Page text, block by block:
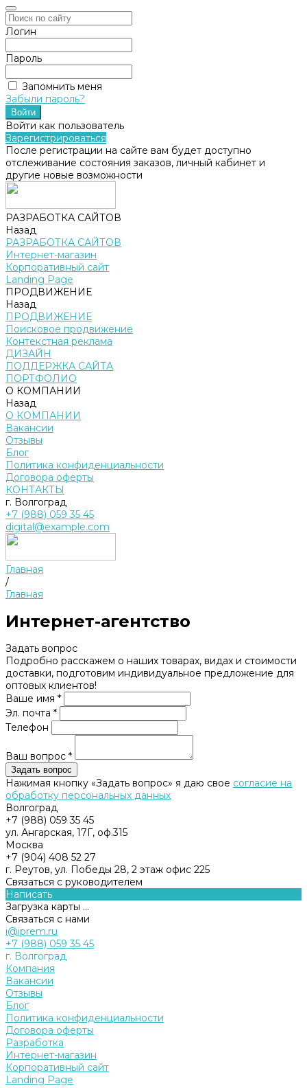
Логин
Пароль
Запомнить меня
Забыли пароль?
Войти как пользователь
Зарегистрироваться
После регистрации на сайте вам будет доступно
отслеживание состояния заказов, личный кабинет и
другие новые возможности
РАЗРАБОТКА САЙТОВ
Назад
РАЗРАБОТКА САЙТОВ
Интернет-магазин
Корпоративный сайт
Landing Page
ПРОДВИЖЕНИЕ
Назад
ПРОДВИЖЕНИЕ
Поисковое продвижение
Контекстная реклама
ДИЗАЙН
ПОДДЕРЖКА САЙТА
ПОРТФОЛИО
О КОМПАНИИ
Назад
О КОМПАНИИ
Вакансии
Отзывы
Блог
Политика конфиденциальности
Договора оферты
КОНТАКТЫ
г. Волгоград
+7 (988) 059 35 45
digital@example.com
Главная
/
Главная
Интернет-агентство
Задать вопрос
Подробно расскажем о наших товарах, видах и стоимости
доставки, подготовим индивидуальное предложение для
оптовых клиентов!
Ваше имя *
Эл. почта *
Телефон
Ваш вопрос *
Нажимая кнопку «Задать вопрос» я даю свое согласие на
обработку персональных данных
Волгоград
+7 (988) 059 35 45
ул. Ангарская, 17Г, оф.315
Москва
+7 (904) 408 52 27
г. Реутов, ул. Победы 28, 2 этаж офис 225
Связаться с руководителем
Написать
Загрузка карты ...
Связаться с нами
i@iprem.ru
+7 (988) 059 35 45
г. Волгоград
Компания
Вакансии
Отзывы
Блог
Политика конфиденциальности
Договора оферты
Разработка
Интернет-магазин
Корпоративный сайт
Landing Page